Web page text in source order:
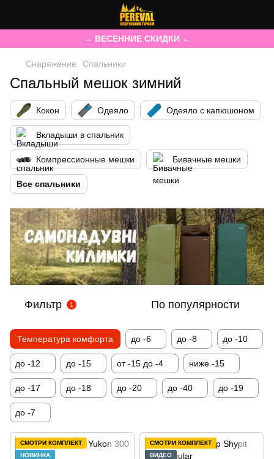
→ ВЕСЕННИЕ СКИДКИ ←
Снаряжение Спальники
Спальный мешок зимний
Кокон Одеяло Одеяло с капюшоном
Вкладыши в спальник
Компрессионные мешки Бивачные мешки
Все спальники
Фильтр 1 По популярности
Температура комфорта до -6 до -8 до -10
до -12 до -15 от -15 до -4 ниже -15
до -17 до -18 до -20 до -40 до -19
до -7
СМОТРИ КОМПЛЕКТ
НОВИНКА
СМОТРИ КОМПЛЕКТ
ВИДЕО